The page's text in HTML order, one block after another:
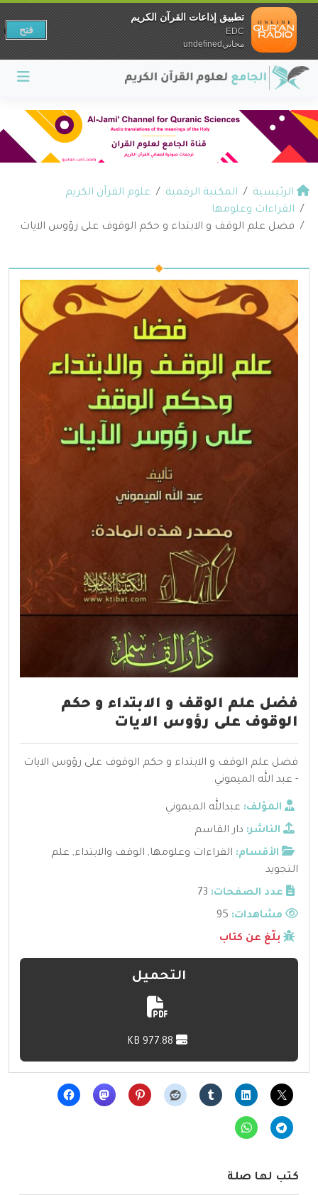
الرئيسية المكتبة الرقمية
علوم القرآن الكريم
القراءات وعلومها
فضل علم الوقف و الابتداء و حكم الوقوف على رؤوس الايات
فضل علم الوقف و الابتداء و حكم
الوقوف على رؤوس الايات
فضل علم الوقف و الابتداء و حكم الوقوف على رؤوس الايات
- عبد الله الميموني
المؤلف: عبدالله الميموني
الناشر: دار القاسم
الأقسام: القراءات وعلومها, الوقف والابتداء, علم
التجويد
عدد الصفحات: 73
مشاهدات:
بلّغ عن كتاب
التحميل
كتب لها صلة
تطبيق إذاعات القرآن الكريم
EDC
مجانيundefined
فتح